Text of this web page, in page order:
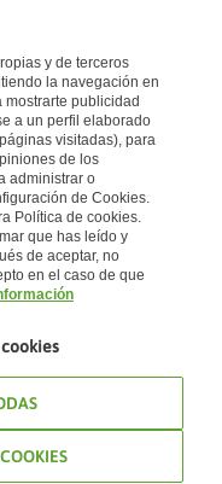
y de terceros
la navegación en
mostrarte publicidad
a un perfil elaborado
visitadas), para
de los
administrar o
de Cookies.
Política de cookies.
que has leído y
de aceptar, no
en el caso de que